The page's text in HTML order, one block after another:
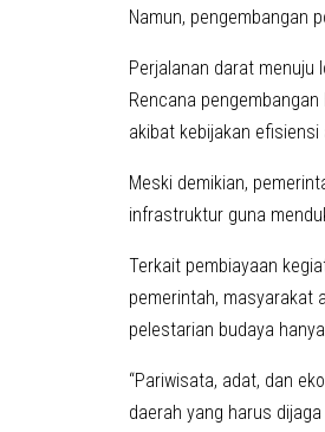
Namun, pengembangan
Perjalanan darat menuju
Rencana
akibat kebijakan
Meski demikian,
infrastruktur guna
Terkait pembiayaan
pemerintah, masyarakat
pelestarian budaya
“Pariwisata, adat, dan
daerah yang harus